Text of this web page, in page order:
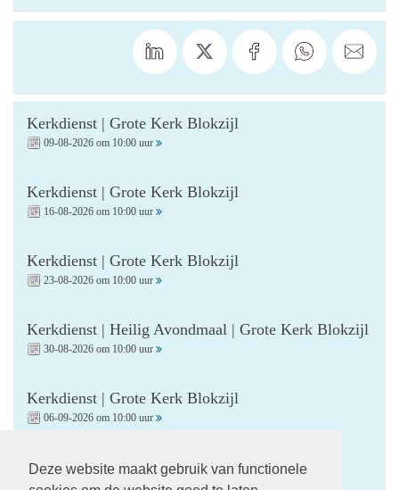
Deze website maakt gebruik van functionele
Kerkdienst | Grote Kerk Blokzijl
09-08-2026 om 10:00 uur
Kerkdienst | Grote Kerk Blokzijl
16-08-2026 om 10:00 uur
Kerkdienst | Grote Kerk Blokzijl
23-08-2026 om 10:00 uur
Kerkdienst | Heilig Avondmaal | Grote Kerk Blokzijl
30-08-2026 om 10:00 uur
Kerkdienst | Grote Kerk Blokzijl
06-09-2026 om 10:00 uur
Kerkdienst | Startzondag | Grote Kerk Blokzijl
13-09-2026 om 10:00 uur